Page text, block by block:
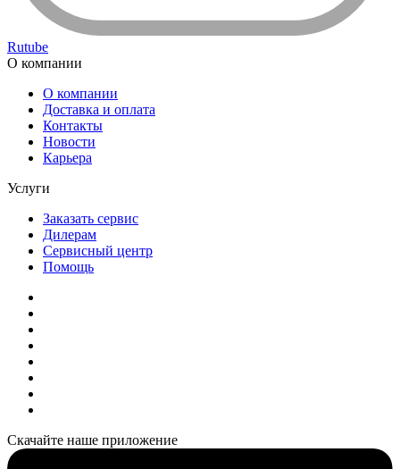
Rutube
О компании
О компании
Доставка и оплата
Контакты
Новости
Карьера
Услуги
Заказать сервис
Дилерам
Сервисный центр
Помощь
Скачайте наше приложение